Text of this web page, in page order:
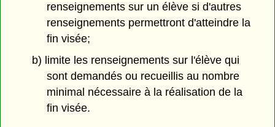
renseignements sur un élève si d'autres
renseignements permettront d'atteindre la
fin visée;
b) limite les renseignements sur l'élève qui
sont demandés ou recueillis au nombre
minimal nécessaire à la réalisation de la
fin visée.